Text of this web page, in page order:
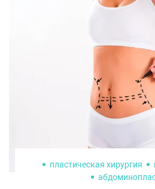
болезнь, стремятся
уверенность. Одним из
на пути
женщин становится
после мастэктомии. В
разработаны новые
позволяют
вид груди, не только
восстановление
пластическая хирургия